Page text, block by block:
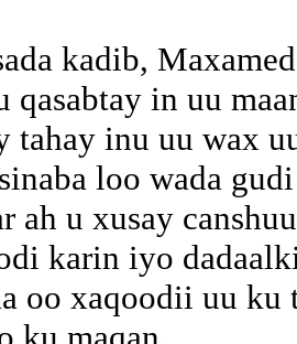
kadib,
qasabtay in uu
tahay inu uu wax
loo wada
ah u xusay
karin iyo
oo xaqoodii uu